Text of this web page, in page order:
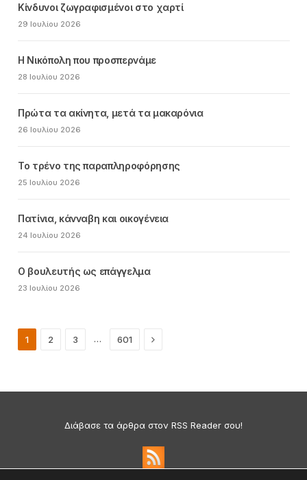
Κίνδυνοι ζωγραφισμένοι στο χαρτί
29 Ιουλίου 2026
Η Νικόπολη που προσπερνάμε
28 Ιουλίου 2026
Πρώτα τα ακίνητα, μετά τα μακαρόνια
26 Ιουλίου 2026
Το τρένο της παραπληροφόρησης
25 Ιουλίου 2026
Πατίνια, κάνναβη και οικογένεια
24 Ιουλίου 2026
Ο βουλευτής ως επάγγελμα
23 Ιουλίου 2026
1 2 3 … 601 Next
Διάβασε τα άρθρα στον RSS Reader σου!